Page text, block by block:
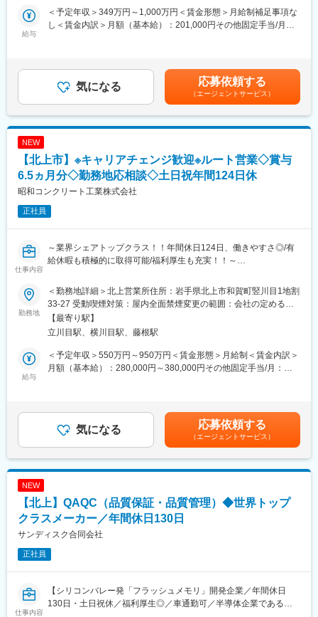
ーション／事故防止／エリアマーケティング・広告／ドローンの
空間情報／運送・輸送・営業車向けの業務支援／観光案内／設備
管理／防災・災害／不動産や店舗案内／経費精算／行政支援／ゲ
変更の範囲：会社の定める業務
係構築がしやすい
・教育体制が整っており、名刺の渡し方から教えてもらえる手厚
いサポート
はじめはお客様に顔を覚えてもらうことが仕事となります。
何度もお会いしていくうちに、「この人なら安心して相談でき
る」と思ってもらえるようになります。
訪問先・・・空地、農地、駐車場や住宅などの土地を所有する地
主様
地主様の悩み・・・相続問題、節税対策、建物を建てることによ
る安定的な収入の確保
活躍いただけます♪
難しい提案や商談は必ず上長が同席しますのでご安心ください。
★求人の魅力：
自分の頑張りが給与にしっかり反映される分かりやすい評価制度
となっております。
支店長や課長は案件を持たないため、全力で案件受注に向けてサ
ポートします。
もちろん、インセンティブは全額営業にはいります！
れまで、研修を通じて学ぶことが可能です。
その場合、2~3H程度・土日出社含め月の残業平均は35時間程とな
り、自分の都合に合わせて業務を調整できます！
変更の範囲：会社の定める業務
給与
＜予定年収＞349万円～1,000万円＜賃金形態＞月給制補足事項な
し＜賃金内訳＞月額（基本給）：201,000円その他固定手当/月：
業手当＞有＜給与補足＞■歩合給：1成約あたり平均200万円（歩
合率約3%）■賞与：年2回（6月・12月／実績に応じて支給）※月
給には一律の特別加算手当（3万円）・自社物件入居者支援制度
（1万円）を含む。※特別加算手当は入社後1年間の支給となりま
す。 ※固定残業時間を超過する場合は1分単位で支給されます。賃
があります。月給(月額)は固定手当を含めた表記です。
気になる 応募依頼する
（エージェントサービス）
NEW
【北上市】※キャリアチェンジ歓迎※ルート営業◇賞与
6.5ヵ月分◇勤務地応相談◇土日祝年間124日休
昭和コンクリート工業株式会社
正社員
仕事内容
～業界シェアトップクラス！！年間休日124日、働きやすさ◎/有
給休暇も積極的に取得可能/福利厚生も充実！！～
★官公庁や大手ゼネコンなどと取引中！地下トンネルや橋などの
建設に必要な自社コンクリート製品の提案を担当★数十億円規模
の大型案件にも関われます
＼扱う商材はシェアトップクラス／
PC（プレストレストコンクリート）構造物の建設をはじめ、コン
クリート二次製品の設計・開発・製造・補修を行う当社の営業と
してご活躍いただきます。
社等の優良企業に対し製品・技術のPRや提案をします。工事予定
現場を下見に行ったり、設計や現場監督との打合せ等もお任せし
ます。
基本エリアで担当が分かれており営業活動をお任せします。
担当のお客様が任されている案件について当社製品をご提案やご
相談などで受注を取りに行きます。
提案の流れとしては、、、
・工事中のフォロー
お客様の予算や納期など聞いたうえで当社がお役に立てるかなど
勤務地
＜勤務地詳細＞北上営業所住所：岩手県北上市和賀町竪川目1地割
33-27 受動喫煙対策：屋内全面禁煙変更の範囲：会社の定める事
業所
【最寄り駅】
立川目駅、横川目駅、藤根駅
給与
＜予定年収＞550万円～950万円＜賃金形態＞月給制＜賃金内訳＞
月額（基本給）：280,000円～380,000円その他固定手当/月：
月）昨年実績 年2回/6.5ヶ月賃金はあくまでも目安の金額であ
り、選考を通じて上下する可能性があります。月給(月額)は固定手
気になる 応募依頼する
（エージェントサービス）
NEW
【北上】QAQC（品質保証・品質管理）◆世界トップ
クラスメーカー／年間休日130日
サンディスク合同会社
正社員
仕事内容
【シリコンバレー発「フラッシュメモリ」開発企業／年間休日
130日・土日祝休／福利厚生◎／車通勤可／半導体企業である当